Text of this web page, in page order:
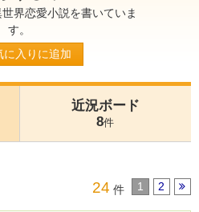
界恋愛小説を書いていま
す。
入りに追加
近況ボード
8件
24 件 1 2